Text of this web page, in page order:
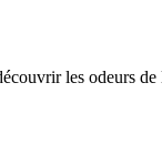
les odeurs